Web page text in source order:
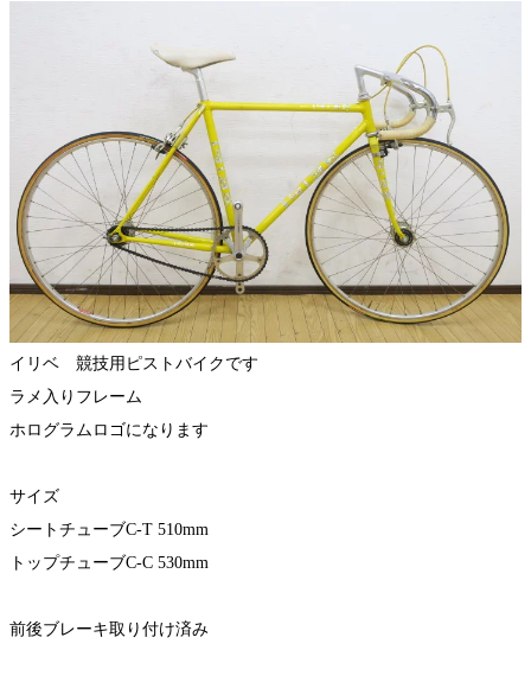
イリベ 競技用ピストバイクです
ラメ入りフレーム
ホログラムロゴになります
サイズ
シートチューブC-T 510mm
トップチューブC-C 530mm
前後ブレーキ取り付け済み